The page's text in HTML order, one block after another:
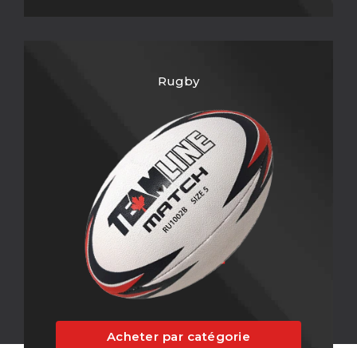
Rugby
Acheter par catégorie